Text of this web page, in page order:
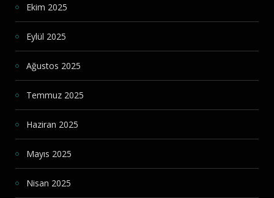
Ekim 2025
Eylül 2025
Ağustos 2025
Temmuz 2025
Haziran 2025
Mayıs 2025
Nisan 2025